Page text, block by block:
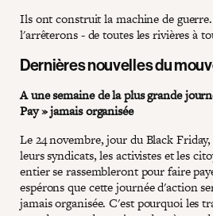
Ils ont construit la machine de
l'arrêterons - de toutes les rivières à
Dernières nouvelles du
A une semaine de la plus grande
Pay » jamais organisée
Le 24 novembre, jour du Black Friday,
leurs syndicats, les activistes et les
entier se rassembleront pour faire
espérons que cette journée d'action
jamais organisée. C'est pourquoi les